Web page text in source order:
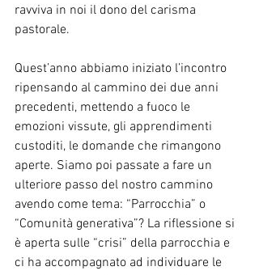
ravviva in noi il dono del carisma
pastorale.
Quest’anno abbiamo iniziato l’incontro
ripensando al cammino dei due anni
precedenti, mettendo a fuoco le
emozioni vissute, gli apprendimenti
custoditi, le domande che rimangono
aperte. Siamo poi passate a fare un
ulteriore passo del nostro cammino
avendo come tema: “Parrocchia” o
“Comunità generativa”? La riflessione si
è aperta sulle “crisi” della parrocchia e
ci ha accompagnato ad individuare le